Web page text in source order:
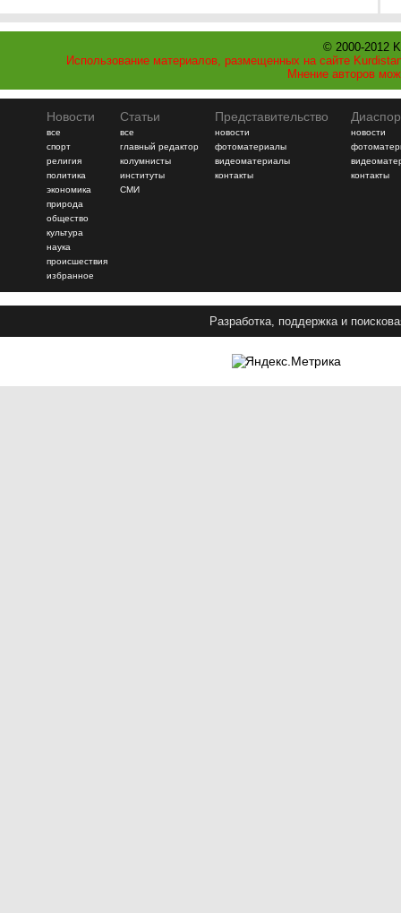
© 2000-2012
Использование материалов, размещенных на сайте
Мнение авторов
Новости
все
спорт
религия
политика
экономика
природа
общество
культура
наука
происшествия
избранное
Статьи
все
главный редактор
колумнисты
институты
СМИ
Представительство
новости
фотоматериалы
видеоматериалы
контакты
новости
контакты
Разработка, поддержка и